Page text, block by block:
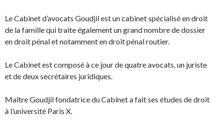
Le Cabinet d’avocats Goudjil est un cabinet spécialisé en droit
de la famille qui traite également un grand nombre de dossier
en droit pénal et notamment en droit pénal routier.
Le Cabinet est composé à ce jour de quatre avocats, un juriste
et de deux secrétaires juridiques.
Maître Goudjil fondatrice du Cabinet a fait ses études de droit
à l’université Paris X.